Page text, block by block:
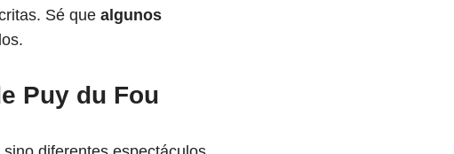
Sé que algunos
Puy du Fou